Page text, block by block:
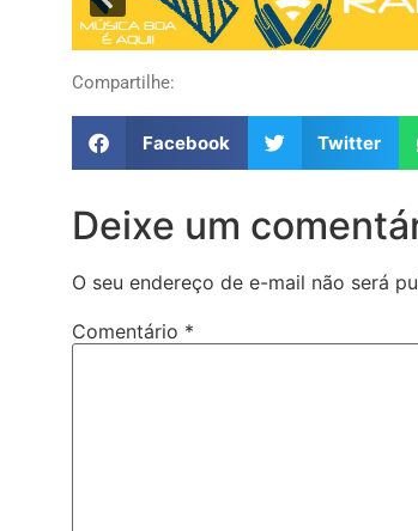
Compartilhe:
Facebook Twitter
Deixe um
O seu endereço de e-mail não será
Comentário *